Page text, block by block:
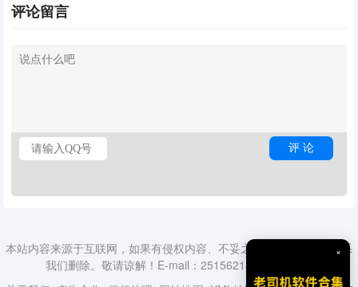
评论留言
本站内容来源于互联网，如果有侵权内容、不妥之处，请第一时间联系
我们删除。敬请谅解！E-mail：2515621840@qq.com
×